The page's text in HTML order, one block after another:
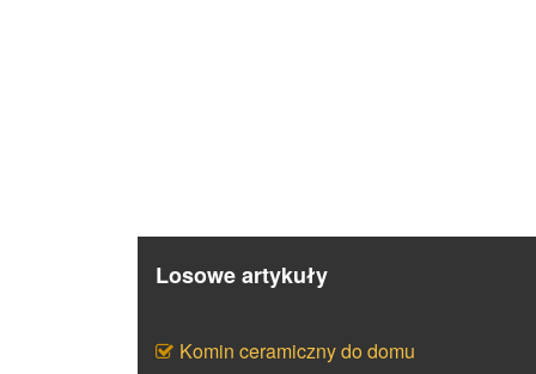
Losowe artykuły
Komin ceramiczny do domu